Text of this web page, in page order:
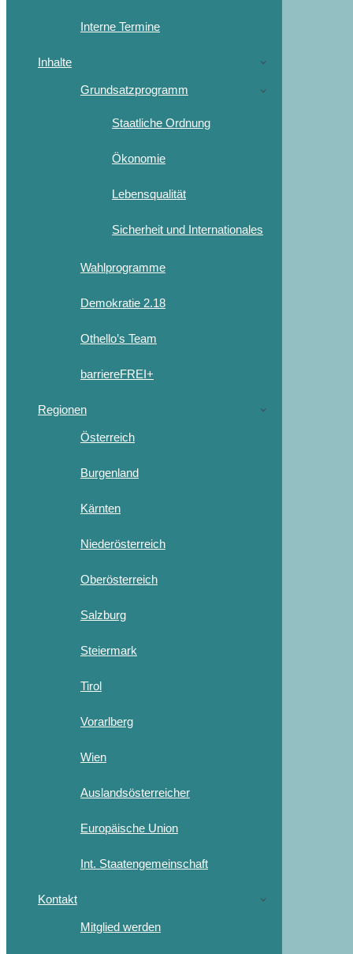
Interne Termine
Inhalte
Grundsatzprogramm
Staatliche Ordnung
Ökonomie
Lebensqualität
Sicherheit und Internationales
Wahlprogramme
Demokratie 2.18
Othello’s Team
barriereFREI+
Regionen
Österreich
Burgenland
Kärnten
Niederösterreich
Oberösterreich
Salzburg
Steiermark
Tirol
Vorarlberg
Wien
Auslandsösterreicher
Europäische Union
Int. Staatengemeinschaft
Kontakt
Mitglied werden